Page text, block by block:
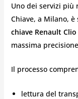
Uno dei servizi più
Chiave, a Milano,
chiave Renault Clio
massima
Il processo
lettura del